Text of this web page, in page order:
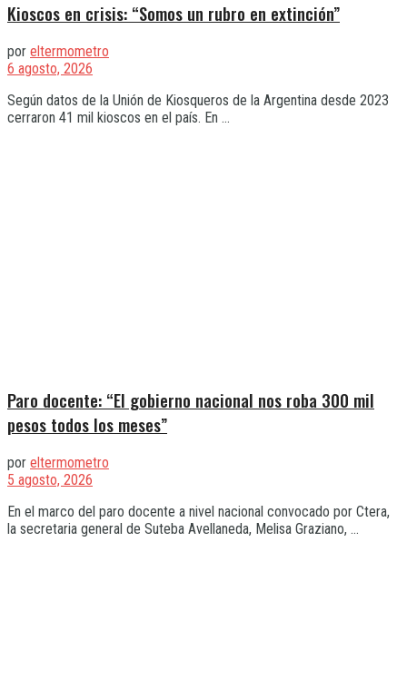
Kioscos en crisis: “Somos un rubro en extinción”
por eltermometro
6 agosto, 2026
Según datos de la Unión de Kiosqueros de la Argentina desde 2023
cerraron 41 mil kioscos en el país. En ...
Paro docente: “El gobierno nacional nos roba 300 mil
pesos todos los meses”
por eltermometro
5 agosto, 2026
En el marco del paro docente a nivel nacional convocado por Ctera,
la secretaria general de Suteba Avellaneda, Melisa Graziano, ...